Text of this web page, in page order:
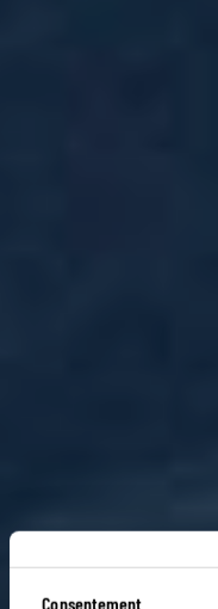
Consentement